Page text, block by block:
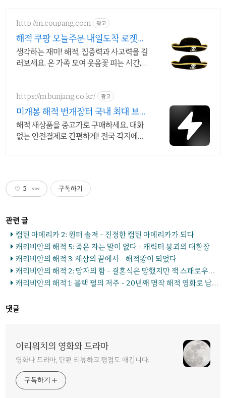
http://m.coupang.com 광고
해적 쿠팡 오늘주문 내일도착 로켓배
송
생각하는 재미! 해적, 집중력과 사고력을 길
러보세요. 온 가족 모여 웃음꽃 피는 시간,
https://m.bunjang.co.kr/ 광고
미개봉 해적 번개장터 국내 최대 브랜
드 중고거래
해적 새상품을 중고가로 구매하세요. 대화
없는 안전결제로 간편하게! 전국 각지에서
5 구독하기
캡틴 아메리카 2: 윈터 솔져 - 진정한 캡틴 아메리카가 되다
캐리비안의 해적 5: 죽은 자는 말이 없다 - 캐릭터 붕괴의 대환장
캐리비안의 해적 3: 세상의 끝에서 - 해적왕이 되었다
캐리비안의 해적 2: 망자의 함 - 결혼식은 망했지만 잭 스패로우는 돌아왔다
캐리비안의 해적 1: 블랙 펄의 저주 - 20년째 명작 해적 영화로 남은 비결은?
댓글
이리워치의 영화와 드라마
영화나 드라마, 단편 리뷰하고 평점도 매깁니다.
구독하기